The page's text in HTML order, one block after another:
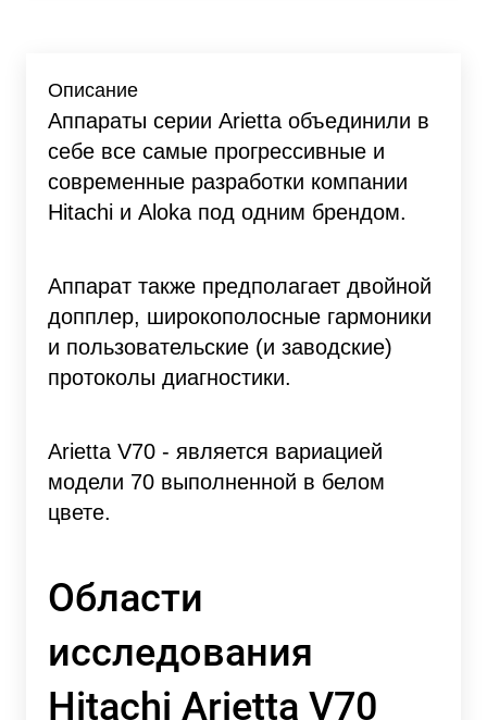
Описание
Аппараты серии Arietta объединили в
себе все самые прогрессивные и
современные разработки компании
Hitachi и Aloka под одним брендом.
Аппарат также предполагает двойной
допплер, широкополосные гармоники
и пользовательские (и заводские)
протоколы диагностики.
Arietta V70 - является вариацией
модели 70 выполненной в белом
цвете.
Области
исследования
Hitachi Arietta V70